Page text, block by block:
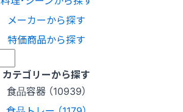
メーカーから探す
特価商品から探す
カテゴリーから探す
食品容器 （10939）